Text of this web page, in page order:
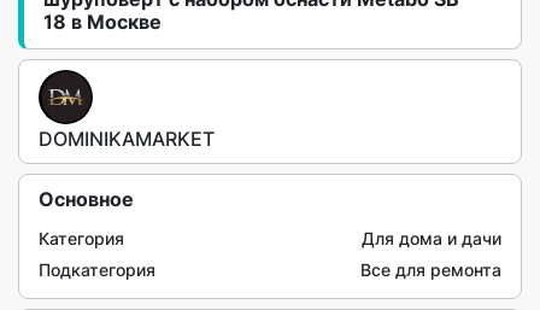
18 в Москве
DOMINIKAMARKET
Основное
Категория
Для дома и дачи
Подкатегория
Все для ремонта